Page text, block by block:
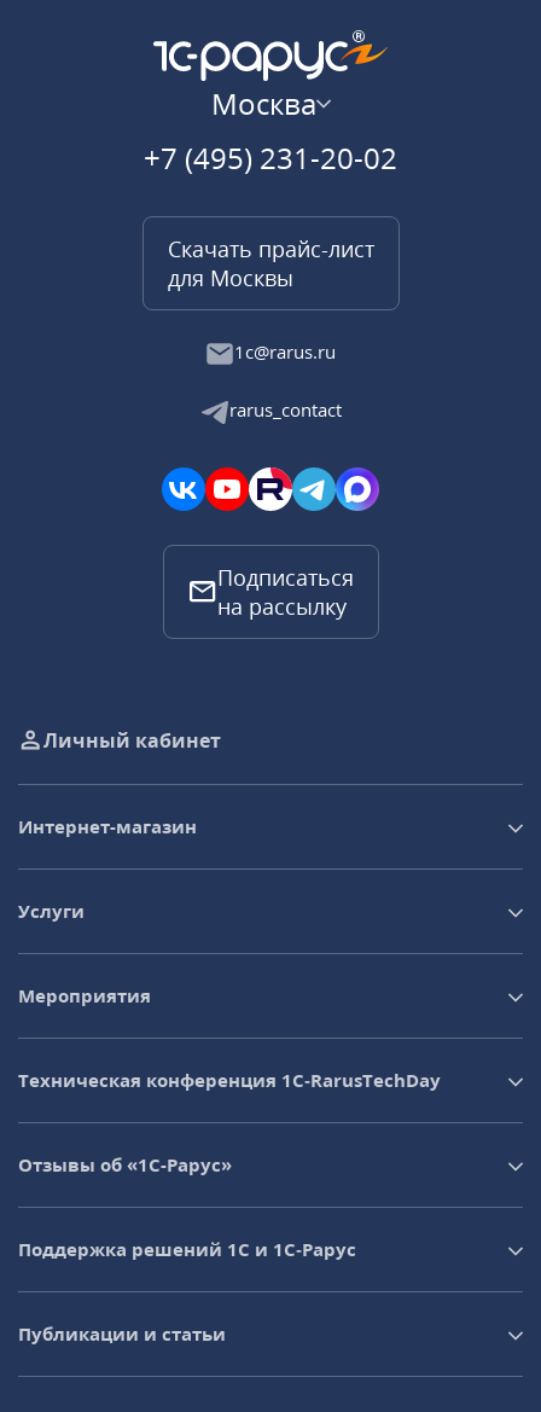
Москва
+7 (495) 231-20-02
Скачать прайс-лист
для Москвы
1c@rarus.ru
rarus_contact
Подписаться
на рассылку
Личный кабинет
Интернет-магазин
Услуги
Мероприятия
Техническая конференция 1C‑RarusTechDay
Отзывы об «1С-Рарус»
Поддержка решений 1С и 1С‑Рарус
Публикации и статьи